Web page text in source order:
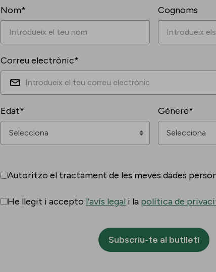
Nom*
Cognoms
Correu electrònic*
Edat* Gènere*
Autoritzo el tractament de les meves dades
He llegit i accepto l'avís legal i la política de
Subscriu-te al butlletí